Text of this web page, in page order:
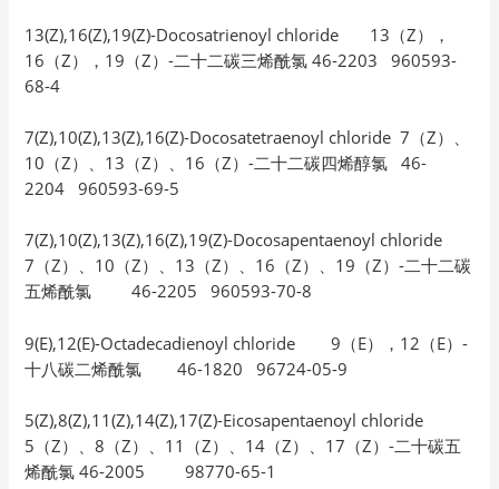
13(Z),16(Z),19(Z)-Docosatrienoyl chloride 13（Z），
16（Z），19（Z）-二十二碳三烯酰氯 46-2203 960593-
68-4
7(Z),10(Z),13(Z),16(Z)-Docosatetraenoyl chloride 7（Z）、
10（Z）、13（Z）、16（Z）-二十二碳四烯醇氯 46-
2204 960593-69-5
7(Z),10(Z),13(Z),16(Z),19(Z)-Docosapentaenoyl chloride
7（Z）、10（Z）、13（Z）、16（Z）、19（Z）-二十二碳
五烯酰氯 46-2205 960593-70-8
9(E),12(E)-Octadecadienoyl chloride 9（E），12（E）-
十八碳二烯酰氯 46-1820 96724-05-9
5(Z),8(Z),11(Z),14(Z),17(Z)-Eicosapentaenoyl chloride
5（Z）、8（Z）、11（Z）、14（Z）、17（Z）-二十碳五
烯酰氯 46-2005 98770-65-1